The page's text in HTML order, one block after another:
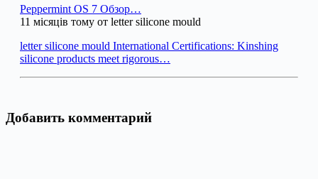
Peppermint OS 7 Обзор…
11 місяців тому от letter silicone mould
letter silicone mould International Certifications: Kinshing
silicone products meet rigorous…
Добавить комментарий